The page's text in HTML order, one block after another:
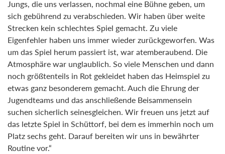
Jungs, die uns verlassen, nochmal eine Bühne geben, um
sich gebührend zu verabschieden. Wir haben über weite
Strecken kein schlechtes Spiel gemacht. Zu viele
Eigenfehler haben uns immer wieder zurückgeworfen. Was
um das Spiel herum passiert ist, war atemberaubend. Die
Atmosphäre war unglaublich. So viele Menschen und dann
noch größtenteils in Rot gekleidet haben das Heimspiel zu
etwas ganz besonderem gemacht. Auch die Ehrung der
Jugendteams und das anschließende Beisammensein
suchen sicherlich seinesgleichen. Wir freuen uns jetzt auf
das letzte Spiel in Schüttorf, bei dem es immerhin noch um
Platz sechs geht. Darauf bereiten wir uns in bewährter
Routine vor.“